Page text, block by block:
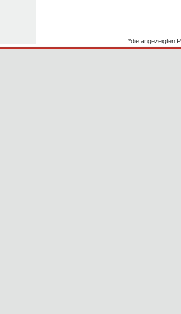
*die angezeigten